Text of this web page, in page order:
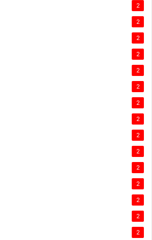
2
2
2
2
2
2
2
2
2
2
2
2
2
2
2